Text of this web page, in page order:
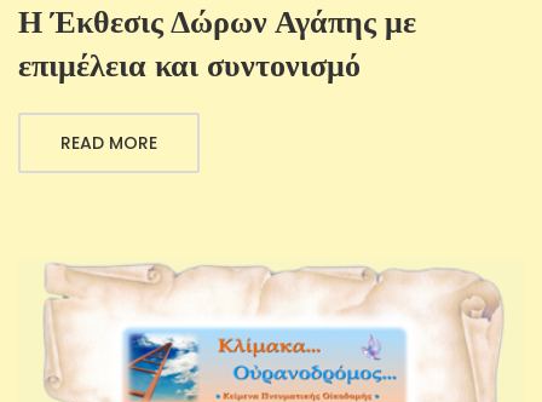
Η Έκθεσις Δώρων Αγάπης με
επιμέλεια και συντονισμό
READ MORE